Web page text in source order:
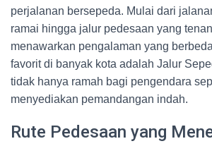
perjalanan bersepeda. Mulai dari
ramai hingga jalur pedesaan yang
menawarkan pengalaman yang
favorit di banyak kota adalah Jalur
tidak hanya ramah bagi pengendara
menyediakan pemandangan indah.
Rute Pedesaan yang